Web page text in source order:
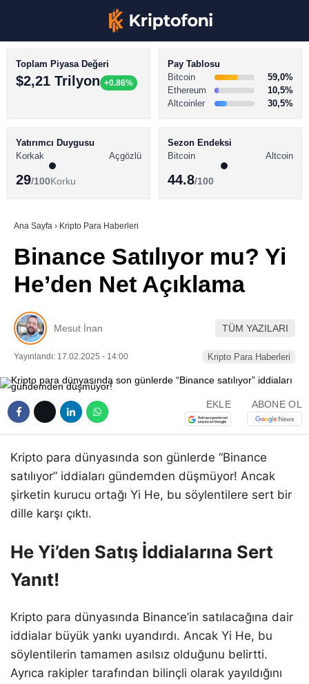
Youtube
TikTok
Pinterest
LinkedIn
Telegram
BİTCOİN HABERLERİ
ALTCOİN HABERLERİ
SÖZLÜK
Toplam Piyasa Değeri
$2,21 Trilyon +0.86%
Pay Tablosu
Bitcoin
59,0%
Ethereum
10,5%
Altcoinler
30,5%
Yatırımcı Duygusu
Korkak
Açgözlü
29/100Korku
Sezon Endeksi
Bitcoin
Altcoin
44.8/100
Ana Sayfa › Kripto Para Haberleri
Binance Satılıyor mu? Yi
He’den Net Açıklama
Mesut İnan TÜM YAZILARI
Yayınlandı: 17.02.2025 - 14:00 Kripto Para Haberleri
EKLE ABONE OL
Kripto para dünyasında son günlerde “Binance
satılıyor” iddiaları gündemden düşmüyor! Ancak
şirketin kurucu ortağı Yi He, bu söylentilere sert bir
dille karşı çıktı.
He Yi’den Satış İddialarına Sert
Yanıt!
Kripto para dünyasında Binance’in satılacağına dair
iddialar büyük yankı uyandırdı. Ancak Yi He, bu
söylentilerin tamamen asılsız olduğunu belirtti.
Ayrıca rakipler tarafından bilinçli olarak yayıldığını